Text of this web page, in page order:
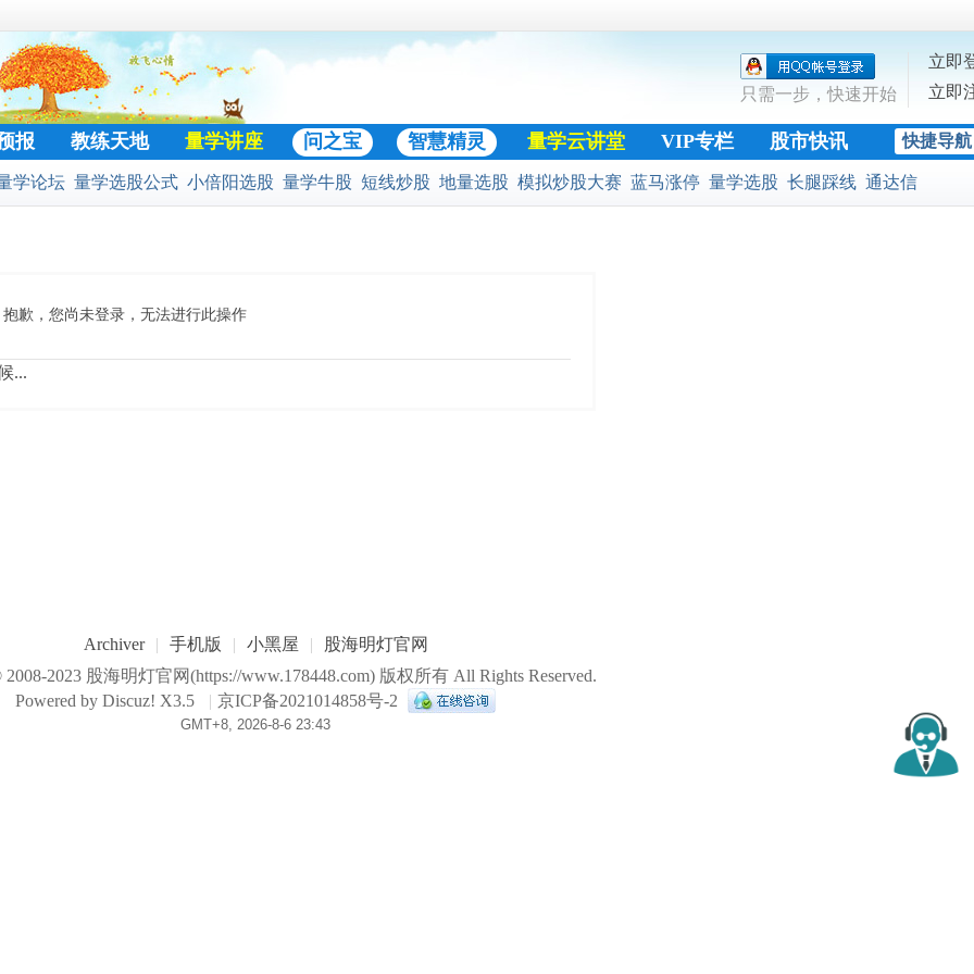
立即
立即
只需一步，快速开始
快捷导航
报 教练天地 量学讲座 问之宝 智慧精灵 量学云讲堂 VIP专栏
股市快讯
股票公式
好贴
学论坛 量学选股公式 小倍阳选股 量学牛股 短线炒股 地量选股 模拟炒股大赛 蓝马涨停 量学选股 长腿踩线 通达信
抱歉，您尚未登录，无法进行此操作
...
Archiver | 手机版 | 小黑屋 |
股海明灯官网
2023 股海明灯官网(https://www.178448.com) 版权所有 All Rights Reserved.
Powered by Discuz! X3.5 | 京ICP备2021014858号-2
GMT+8, 2026-8-6 23:43